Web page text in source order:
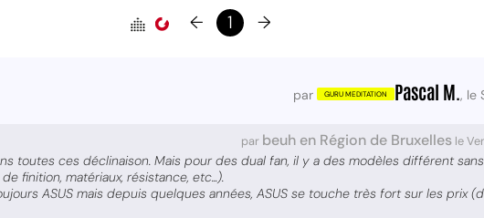
← 1 →
par Pascal M. , le
par beuh en Région de Bruxelles le
toutes ces déclinaison. Mais pour des dual fan, il y a des modèles différent
finition, matériaux, résistance, etc...).
ASUS mais depuis quelques années, ASUS se touche très fort sur les prix